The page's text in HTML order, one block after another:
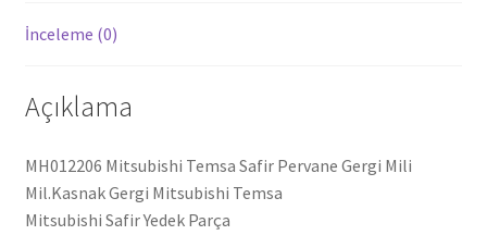
İnceleme (0)
Açıklama
MH012206 Mitsubishi Temsa Safir Pervane Gergi Mili
Mil.Kasnak Gergi Mitsubishi Temsa
Mitsubishi Safir Yedek Parça